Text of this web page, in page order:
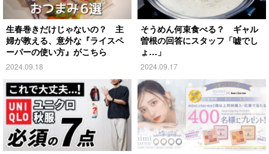
生春巻きだけじゃないの？ 主
婦が教える、意外な『ライスペ
ーパーの使い方』がこちら
2024.09.18
そうめん何束食べる？ ギャル
曽根の回答にスタッフ「嘘でし
ょ…」
2024.09.17